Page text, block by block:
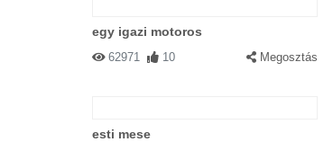
egy igazi motoros
62971 10 Megosztás
esti mese